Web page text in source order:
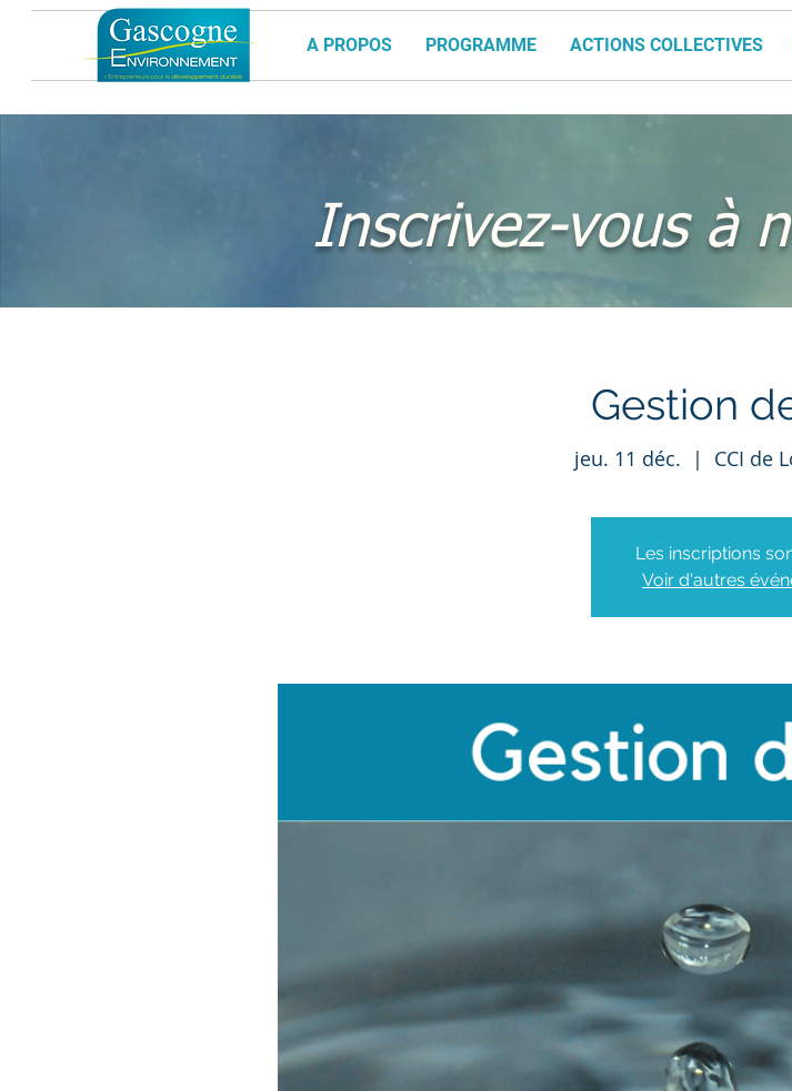
A PROPOS PROGRAMME ACTIONS COLLECTIVES
Inscrivez-vous à
Gestion
jeu. 11 déc.
  |
CCI de
Les inscriptions
Voir d'autres